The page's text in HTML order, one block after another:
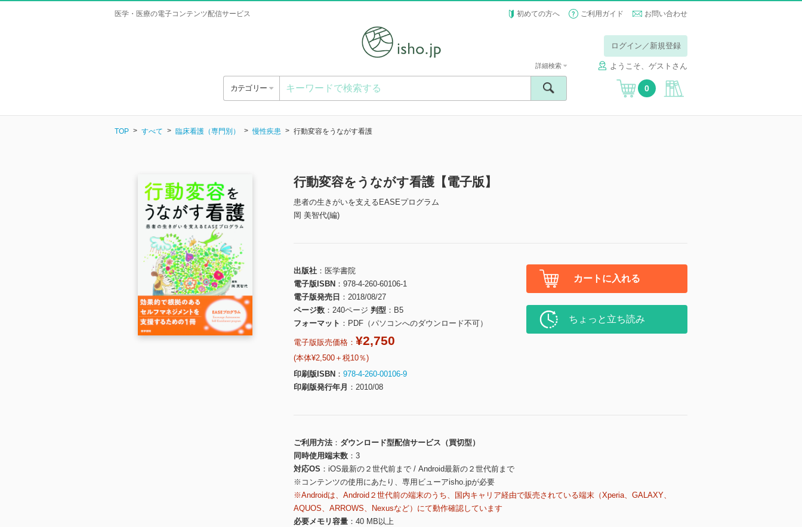
医学・医療の電子コンテンツ配信サービス 初めての方へ ご利用ガイド お問い合わせ
ログイン／新規登録
ようこそ、ゲストさん
カテゴリー
詳細検索
0
TOP すべて 臨床看護（専門別） 慢性疾患 行動変容をうながす看護
行動変容をうながす看護【電子版】
患者の生きがいを支えるEASEプログラム
岡 美智代(編)
出版社
医学書院
電子版ISBN
978-4-260-60106-1
電子版発売日
2018/08/27
ページ数
240ページ 判型
B5
フォーマット
PDF（パソコンへのダウンロード不可）
電子版販売価格： ¥2,750
(本体¥2,500＋税10％)
印刷版ISBN
978-4-260-00106-9
印刷版発行年月
2010/08
カートに入れる
ちょっと立ち読み
ご利用方法
ダウンロード型配信サービス（買切型）
同時使用端末数
3
対応OS
iOS最新の２世代前まで / Android最新の２世代前まで
※コンテンツの使用にあたり、専用ビューアisho.jpが必要
※Androidは、Android２世代前の端末のうち、国内キャリア経由で販売されている端末（Xperia、GALAXY、
AQUOS、ARROWS、Nexusなど）にて動作確認しています
必要メモリ容量
40 MB以上